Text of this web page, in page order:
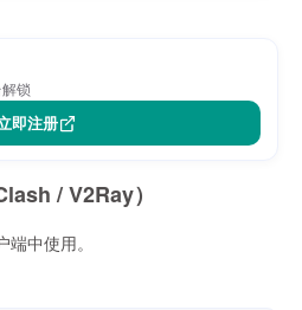
锁
即注册
/ V2Ray）
中使用。